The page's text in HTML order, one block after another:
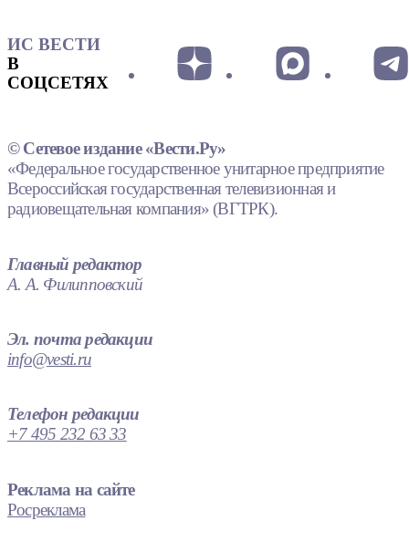
ИС ВЕСТИ
В
СОЦСЕТЯХ
© Сетевое издание «Вести.Ру»
«Федеральное государственное унитарное предприятие
Всероссийская государственная телевизионная и
радиовещательная компания» (ВГТРК).
Главный редактор
А. А. Филипповский
Эл. почта редакции
info@vesti.ru
Телефон редакции
+7 495 232 63 33
Реклама на сайте
Росреклама